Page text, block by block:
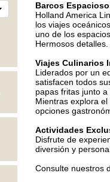
Barcos
Holland America
los viajes
uno de los
Hermosos
Viajes Culinarios
Liderados por un
satisfacen todos
papas fritas junto
Mientras explora
opciones
Actividades
Disfrute de
diversión y
Consulte nuestros